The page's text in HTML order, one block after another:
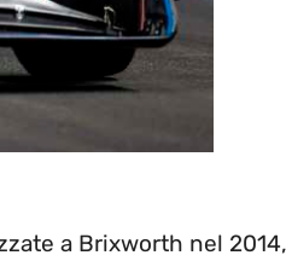
a Brixworth nel 2014,